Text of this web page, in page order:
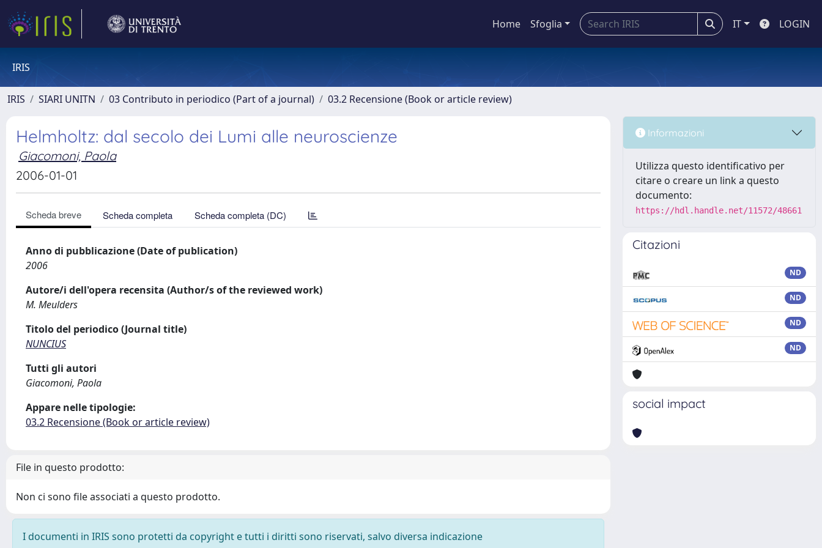
Home Sfoglia IT LOGIN
IRIS
IRIS SIARI UNITN 03 Contributo in periodico (Part of a journal) 03.2 Recensione (Book or article review)
Helmholtz: dal secolo dei Lumi alle neuroscienze
Giacomoni, Paola
2006-01-01
Scheda breve Scheda completa Scheda completa (DC)
Anno di pubblicazione (Date of publication)
2006
Autore/i dell'opera recensita (Author/s of the reviewed work)
M. Meulders
Titolo del periodico (Journal title)
NUNCIUS
Tutti gli autori
Giacomoni, Paola
Appare nelle tipologie:
03.2 Recensione (Book or article review)
File in questo prodotto:
Non ci sono file associati a questo prodotto.
I documenti in IRIS sono protetti da copyright e tutti i diritti sono riservati, salvo diversa indicazione
Informazioni
Utilizza questo identificativo per
citare o creare un link a questo
documento:
https://hdl.handle.net/11572/48661
Citazioni
ND
ND
ND
ND
social impact